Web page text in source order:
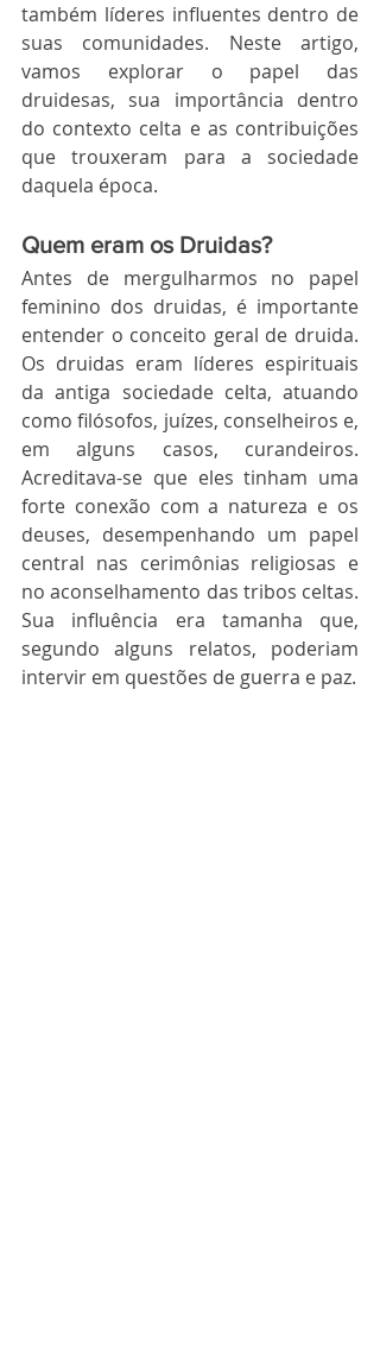
também líderes influentes dentro de
suas comunidades. Neste artigo,
vamos explorar o papel das
druidesas, sua importância dentro
do contexto celta e as contribuições
que trouxeram para a sociedade
daquela época.
Quem eram os Druidas?
Antes de mergulharmos no papel
feminino dos druidas, é importante
entender o conceito geral de druida.
Os druidas eram líderes espirituais
da antiga sociedade celta, atuando
como filósofos, juízes, conselheiros e,
em alguns casos, curandeiros.
Acreditava-se que eles tinham uma
forte conexão com a natureza e os
deuses, desempenhando um papel
central nas cerimônias religiosas e
no aconselhamento das tribos celtas.
Sua influência era tamanha que,
segundo alguns relatos, poderiam
intervir em questões de guerra e paz.